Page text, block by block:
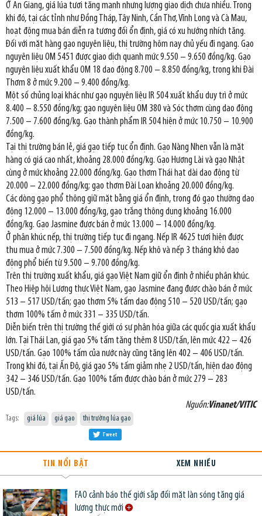
Ở An Giang, giá lúa tươi tăng mạnh nhưng lượng giao dịch chưa nhiều. Trong
khi đó, tại các tỉnh như Đồng Tháp, Tây Ninh, Cần Thơ, Vĩnh Long và Cà Mau,
hoạt động mua bán diễn ra tương đối ổn định, giá có xu hướng nhích tăng.
Đối với mặt hàng gạo nguyên liệu, thị trường hôm nay chủ yếu đi ngang. Gạo
nguyên liệu OM 5451 được giao dịch quanh mức 9.550 – 9.650 đồng/kg. Gạo
nguyên liệu xuất khẩu OM 18 dao động 8.700 – 8.850 đồng/kg, trong khi Đài
Thơm 8 ở mức 9.200 – 9.400 đồng/kg.
Một số chủng loại khác như gạo nguyên liệu IR 504 xuất khẩu duy trì ở mức
8.400 – 8.550 đồng/kg; gạo nguyên liệu OM 380 và Sóc thơm cùng dao động
7.500 – 7.600 đồng/kg. Gạo thành phẩm IR 504 hiện ở mức 10.750 – 10.900
đồng/kg.
Tại thị trường bán lẻ, giá gạo tiếp tục ổn định. Gạo Nàng Nhen vẫn là mặt
hàng có giá cao nhất, khoảng 28.000 đồng/kg. Gạo Hương Lài và gạo Nhật
cùng ở mức khoảng 22.000 đồng/kg. Gạo thơm Thái hạt dài dao động từ
20.000 – 22.000 đồng/kg; gạo thơm Đài Loan khoảng 20.000 đồng/kg.
Các dòng gạo phổ thông giữ mặt bằng giá ổn định, trong đó gạo thường dao
động 12.000 – 13.000 đồng/kg, gạo trắng thông dụng khoảng 16.000
đồng/kg. Gạo Jasmine được bán ở mức 13.000 – 14.000 đồng/kg.
Ở phân khúc nếp, thị trường tiếp tục đi ngang. Nếp IR 4625 tươi hiện được
thu mua ở mức 7.300 – 7.500 đồng/kg. Nếp khô và nếp 3 tháng khô dao
động phổ biến từ 9.500 – 9.700 đồng/kg.
Trên thị trường xuất khẩu, giá gạo Việt Nam giữ ổn định ở nhiều phân khúc.
Theo Hiệp hội Lương thực Việt Nam, gạo Jasmine đang được chào bán ở mức
513 – 517 USD/tấn; gạo thơm 5% tấm dao động 510 – 520 USD/tấn; gạo
thơm 100% tấm ở mức 331 – 335 USD/tấn.
Diễn biến trên thị trường thế giới có sự phân hóa giữa các quốc gia xuất khẩu
lớn. Tại Thái Lan, giá gạo 5% tấm tăng thêm 8 USD/tấn, lên mức 422 – 426
USD/tấn. Gạo 100% tấm của nước này cũng tăng lên 402 – 406 USD/tấn.
Trong khi đó, tại Ấn Độ, giá gạo 5% tấm giảm nhẹ 2 USD/tấn, hiện dao động
342 – 346 USD/tấn. Gạo 100% tấm được chào bán ở mức 279 – 283
USD/tấn.
Nguồn:Vinanet/VITIC
Tags: giá lúa giá gạo thị trường lúa gạo
Tweet
TIN NỔI BẬT XEM NHIỀU
FAO cảnh báo thế giới sắp đối mặt làn sóng tăng giá
lương thực mới